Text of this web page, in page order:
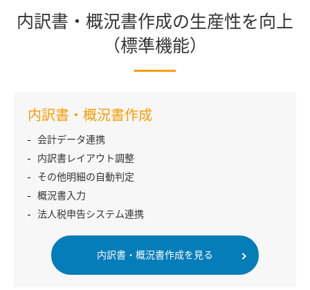
内訳書・概況書作成の生産性を向上
（標準機能）
内訳書・概況書作成
会計データ連携
内訳書レイアウト調整
その他明細の自動判定
概況書入力
法人税申告システム連携
内訳書・概況書作成を見る